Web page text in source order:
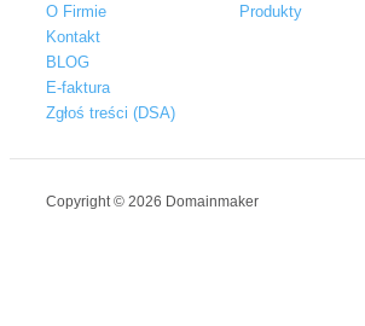
O Firmie
Kontakt
BLOG
E-faktura
Zgłoś treści (DSA)
Produkty
Copyright © 2026 Domainmaker